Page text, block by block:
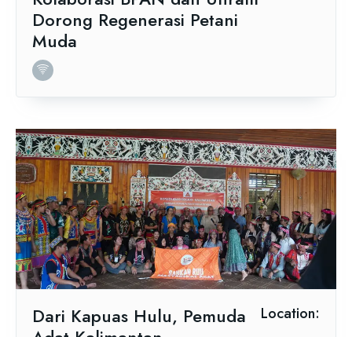
Dorong Regenerasi Petani
Muda
Dari Kapuas Hulu, Pemuda
Location: